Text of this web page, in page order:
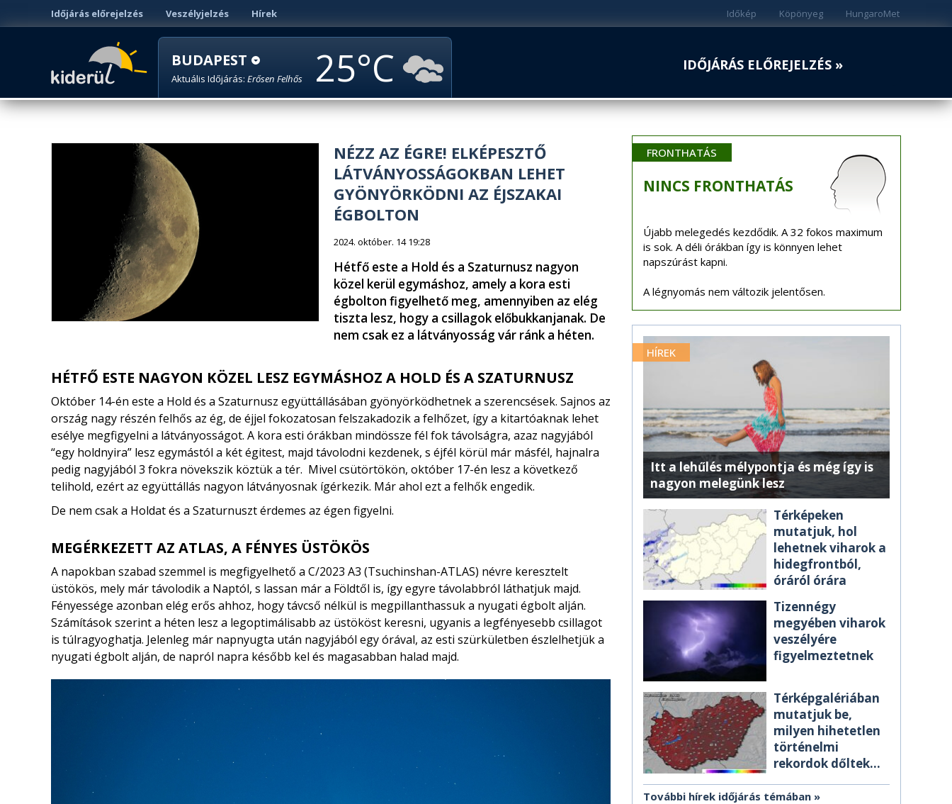
Időjárás előrejelzés Veszélyjelzés Hírek HungaroMet
Köpönyeg
Időkép
BUDAPEST
Aktuális Időjárás: Erősen Felhős 25 IDŐJÁRÁS ELŐREJELZÉS »
NÉZZ AZ ÉGRE! ELKÉPESZTŐ
LÁTVÁNYOSSÁGOKBAN LEHET
GYÖNYÖRKÖDNI AZ ÉJSZAKAI
ÉGBOLTON
2024. október. 14 19:28
Hétfő este a Hold és a Szaturnusz nagyon
közel kerül egymáshoz, amely a kora esti
égbolton figyelhető meg, amennyiben az elég
tiszta lesz, hogy a csillagok előbukkanjanak. De
nem csak ez a látványosság vár ránk a héten.
HÉTFŐ ESTE NAGYON KÖZEL LESZ EGYMÁSHOZ A HOLD ÉS A SZATURNUSZ
Október 14-én este a Hold és a Szaturnusz együttállásában gyönyörködhetnek a szerencsések. Sajnos az
ország nagy részén felhős az ég, de éjjel fokozatosan felszakadozik a felhőzet, így a kitartóaknak lehet
esélye megfigyelni a látványosságot. A kora esti órákban mindössze fél fok távolságra, azaz nagyjából
“egy holdnyira” lesz egymástól a két égitest, majd távolodni kezdenek, s éjfél körül már másfél, hajnalra
pedig nagyjából 3 fokra növekszik köztük a tér. Mivel csütörtökön, október 17-én lesz a következő
telihold, ezért az együttállás nagyon látványosnak ígérkezik. Már ahol ezt a felhők engedik.
De nem csak a Holdat és a Szaturnuszt érdemes az égen figyelni.
MEGÉRKEZETT AZ ATLAS, A FÉNYES ÜSTÖKÖS
A napokban szabad szemmel is megfigyelhető a C/2023 A3 (Tsuchinshan-ATLAS) névre keresztelt
üstökös, mely már távolodik a Naptól, s lassan már a Földtől is, így egyre távolabbról láthatjuk majd.
Fényessége azonban elég erős ahhoz, hogy távcső nélkül is megpillanthassuk a nyugati égbolt alján.
Számítások szerint a héten lesz a legoptimálisabb az üstököst keresni, ugyanis a legfényesebb csillagot
is túlragyoghatja. Jelenleg már napnyugta után nagyjából egy órával, az esti szürkületben észlelhetjük a
nyugati égbolt alján, de napról napra később kel és magasabban halad majd.
FRONTHATÁS
NINCS FRONTHATÁS
Újabb melegedés kezdődik. A 32 fokos maximum
is sok. A déli órákban így is könnyen lehet
napszúrást kapni.
A légnyomás nem változik jelentősen.
HÍREK
Itt a lehűlés mélypontja és még így is
nagyon melegünk lesz
Térképeken
mutatjuk, hol
lehetnek viharok a
hidegfrontból,
óráról órára
Tizennégy
megyében viharok
veszélyére
figyelmeztetnek
Térképgalériában
mutatjuk be,
milyen hihetetlen
történelmi
rekordok dőltek
További hírek időjárás témában